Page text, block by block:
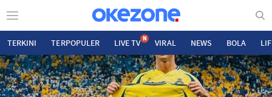
TERKINI TERPOPULER LIVE TV N VIRAL NEWS BOLA